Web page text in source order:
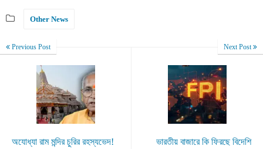
Other News
Previous Post
অযোধ্যা রাম মন্দির চুরির রহস্যভেদ!
Next Post
ভারতীয় বাজারে কি ফিরছে বিদেশি